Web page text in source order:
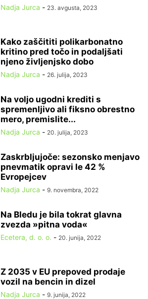
Nadja Jurca - 23. avgusta, 2023
Kako zaščititi polikarbonatno
kritino pred točo in podaljšati
njeno življenjsko dobo
Nadja Jurca - 26. julija, 2023
Na voljo ugodni krediti s
spremenljivo ali fiksno obrestno
mero, premislite...
Nadja Jurca - 20. julija, 2023
Zaskrbljujoče: sezonsko menjavo
pnevmatik opravi le 42 %
Evropejcev
Nadja Jurca - 9. novembra, 2022
Na Bledu je bila tokrat glavna
zvezda »pitna voda«
Ecetera, d. o. o. - 20. junija, 2022
Z 2035 v EU prepoved prodaje
vozil na bencin in dizel
Nadja Jurca - 9. junija, 2022